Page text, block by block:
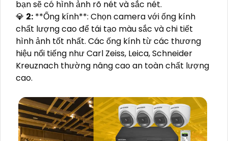
bạn sẽ có hình ảnh rõ nét và sắc nét.
💎 2: **Ống kính**: Chọn camera với ống kính
chất lượng cao để tái tạo màu sắc và chi tiết
hình ảnh tốt nhất. Các ống kính từ các thương
hiệu nổi tiếng như Carl Zeiss, Leica, Schneider
Kreuznach thường nâng cao an toàn chất lượng
cao.